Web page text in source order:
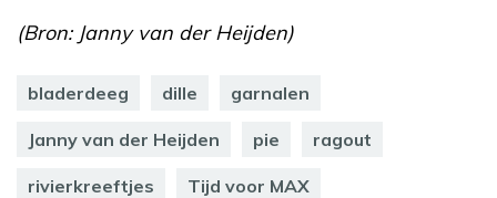
(Bron: Janny van der Heijden)
bladerdeeg dille garnalen
Janny van der Heijden pie ragout
rivierkreeftjes Tijd voor MAX